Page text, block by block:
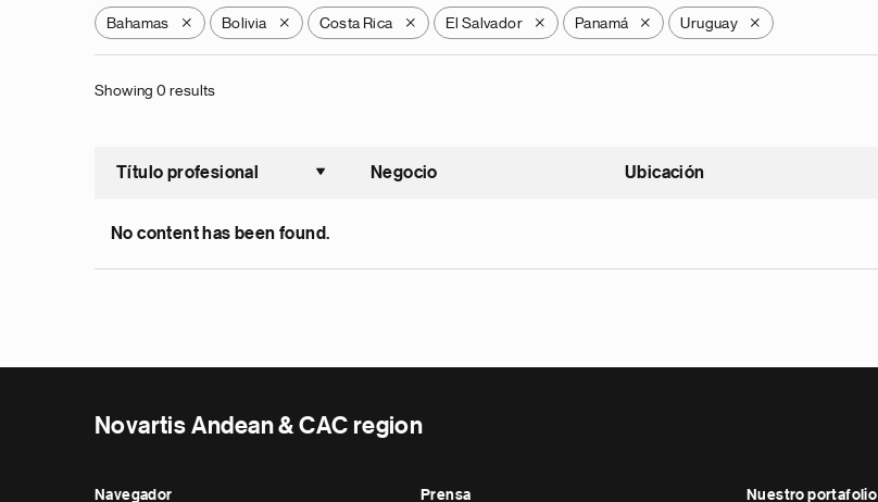
Bahamas X Bolivia X Costa Rica X El Salvador X Panamá X Uruguay X
Showing 0 results
Título profesional
Ordenar ascendente
Negocio Ubicación
No content has been found.
Novartis Andean & CAC region
Navegador Prensa Nuestro portafolio